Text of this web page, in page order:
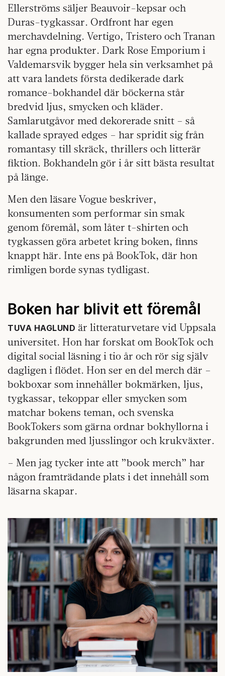
Ellerströms säljer Beauvoir-kepsar och
Duras-tygkassar. Ordfront har egen
merchavdelning. Vertigo, Tristero och Tranan
har egna produkter. Dark Rose Emporium i
Valdemarsvik bygger hela sin verksamhet på
att vara landets första dedikerade dark
romance-bokhandel där böckerna står
bredvid ljus, smycken och kläder.
Samlarutgåvor med dekorerade snitt – så
kallade sprayed edges – har spridit sig från
romantasy till skräck, thrillers och litterär
fiktion. Bokhandeln gör i år sitt bästa resultat
på länge.
Men den läsare Vogue beskriver,
konsumenten som performar sin smak
genom föremål, som låter t-shirten och
tygkassen göra arbetet kring boken, finns
knappt här. Inte ens på BookTok, där hon
rimligen borde synas tydligast.
Boken har blivit ett föremål
TUVA HAGLUND är litteraturvetare vid Uppsala
universitet. Hon har forskat om BookTok och
digital social läsning i tio år och rör sig själv
dagligen i flödet. Hon ser en del merch där –
bokboxar som innehåller bokmärken, ljus,
tygkassar, tekoppar eller smycken som
matchar bokens teman, och svenska
BookTokers som gärna ordnar bokhyllorna i
bakgrunden med ljusslingor och krukväxter.
– Men jag tycker inte att ”book merch” har
någon framträdande plats i det innehåll som
läsarna skapar.